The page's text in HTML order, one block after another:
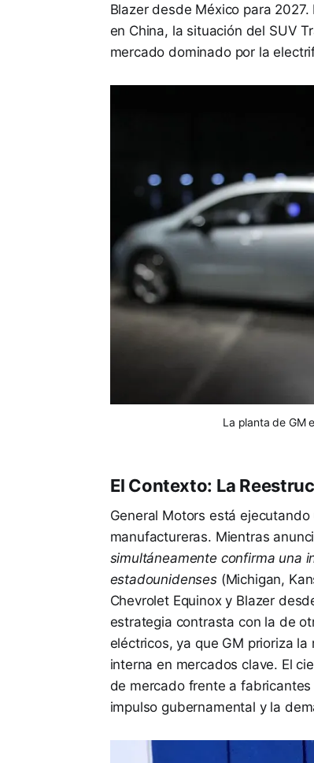
Blazer desde México para
en China, la situación del SUV
mercado dominado por la
La planta de GM
El Contexto: La
General Motors está
manufactureras. Mientras
simultáneamente confirma una
estadounidenses(Michigan,
Chevrolet Equinox y Blazer
estrategia contrasta con la de
eléctricos, ya que GM prioriza
interna en mercados clave. El
de mercado frente a fabricantes
impulso gubernamental y la